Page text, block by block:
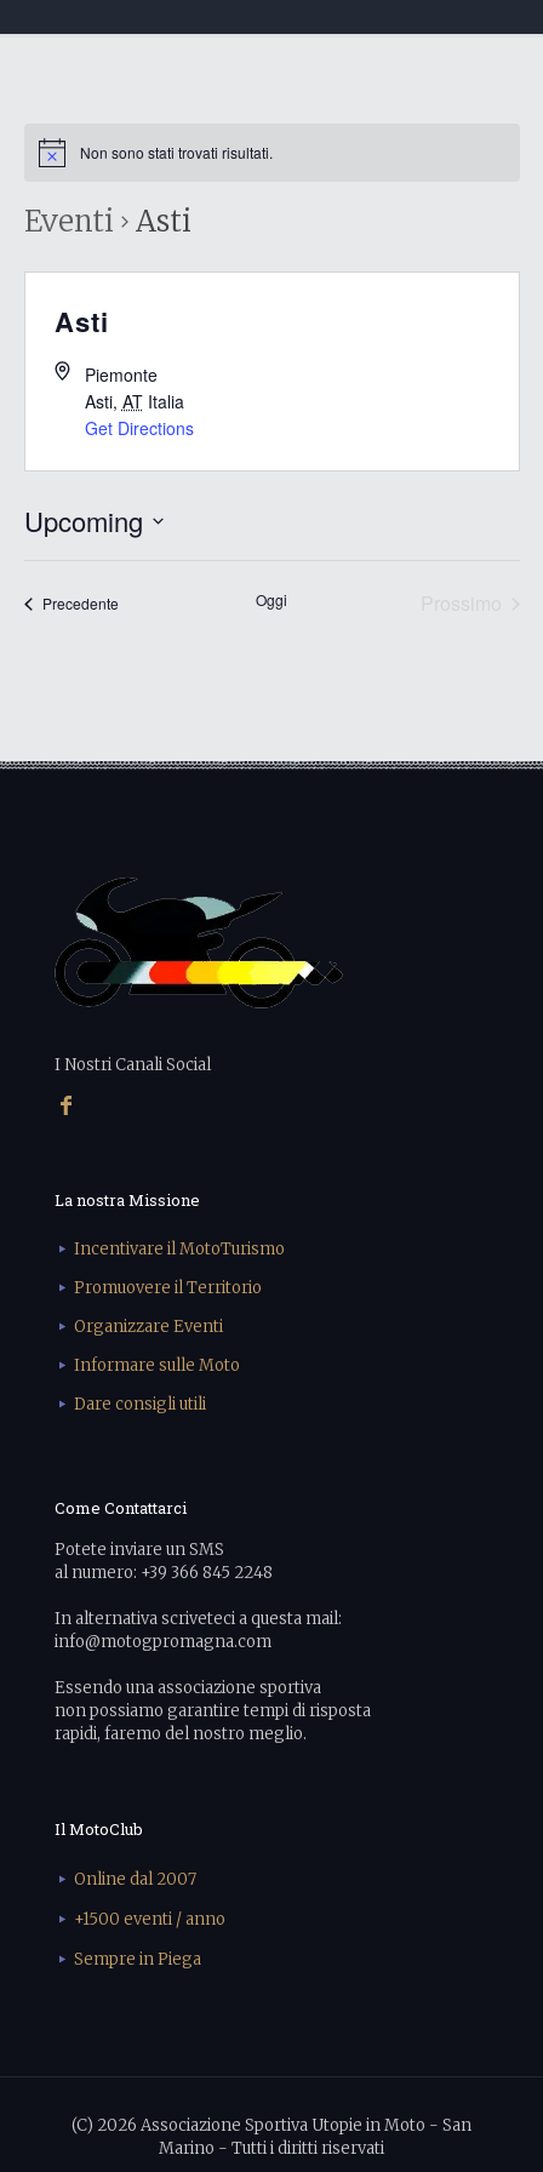
Non sono stati trovati risultati.
Eventi Asti
Asti
Piemonte
Asti, AT Italia
Get Directions
Upcoming
data.PrecedenteEventi Oggi
I Nostri Canali Social
La nostra Missione
Incentivare il MotoTurismo
Promuovere il Territorio
Organizzare Eventi
Informare sulle Moto
Dare consigli utili
Come Contattarci
Potete inviare un SMS
al numero: +39 366 845 2248
In alternativa scriveteci a questa mail:
info@motogpromagna.com
Essendo una associazione sportiva
non possiamo garantire tempi di risposta
rapidi, faremo del nostro meglio.
Il MotoClub
Online dal 2007
+1500 eventi / anno
Sempre in Piega
(C) 2026 Associazione Sportiva Utopie in Moto - San
Marino - Tutti i diritti riservati